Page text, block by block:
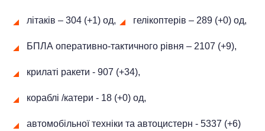
літаків – 304 (+1) од, гелікоптерів – 289 (+0) од,
БПЛА оперативно-тактичного рівня – 2107 (+9),
крилаті ракети - 907 (+34),
кораблі /катери - 18 (+0) од,
автомобільної техніки та автоцистерн - 5337 (+6)